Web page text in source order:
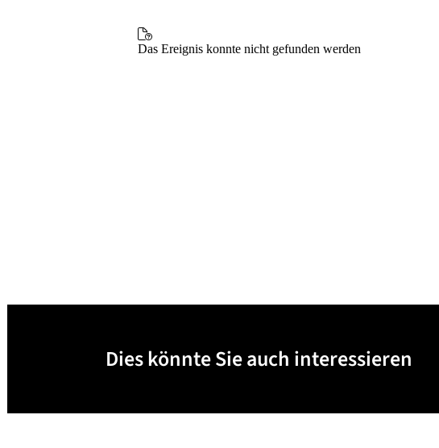
Dies könnte Sie auch interessieren